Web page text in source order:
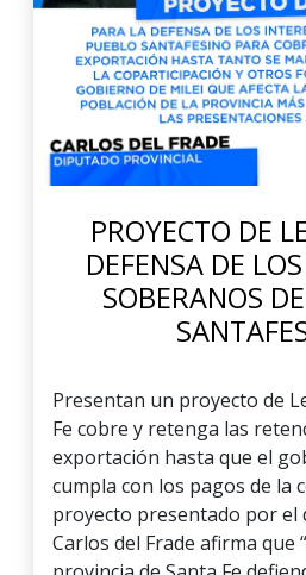
PROYECTO DE
DEFENSA DE
SOBERANOS
Presentan un proyecto de
Fe cobre y retenga las
exportación hasta que el
cumpla con los pagos de la
proyecto presentado por el
Carlos del Frade afirma que